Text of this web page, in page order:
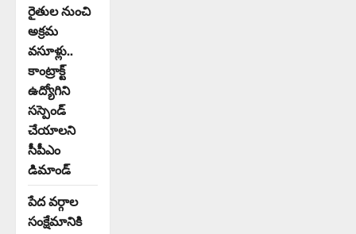
రైతుల నుంచి
అక్రమ
వసూళ్లు..
కాంట్రాక్ట్
ఉద్యోగిని
సస్పెండ్
చేయాలని
సీపీఎం
డిమాండ్
పేద వర్గాల
సంక్షేమానికి